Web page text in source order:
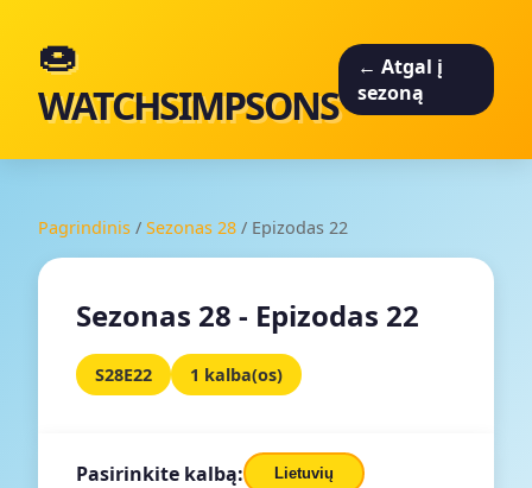
🍩
WATCHSIMPSONS
← Atgal į
sezoną
Pagrindinis / Sezonas 28 / Epizodas 22
Sezonas 28 - Epizodas 22
S28E22 1 kalba(os)
Pasirinkite kalbą: Lietuvių